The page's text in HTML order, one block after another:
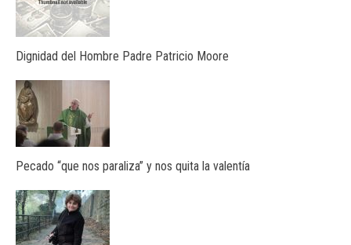
Dignidad del Hombre Padre Patricio Moore
Pecado “que nos paraliza” y nos quita la valentía